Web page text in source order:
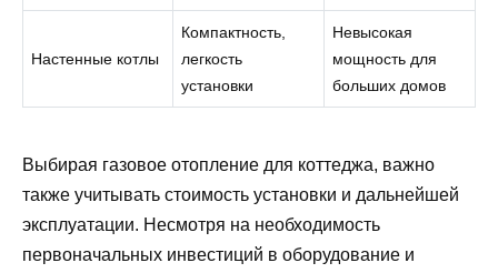
Настенные котлы
Компактность,
легкость
установки
Невысокая
мощность для
больших домов
Выбирая газовое отопление для коттеджа, важно
также учитывать стоимость установки и дальнейшей
эксплуатации. Несмотря на необходимость
первоначальных инвестиций в оборудование и